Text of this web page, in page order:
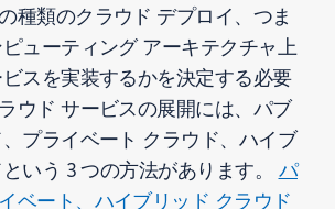
種類のクラウド デプロイ、つま
ューティング アーキテクチャ上
スを実装するかを決定する必要
ウド サービスの展開には、パブ
プライベート クラウド、ハイブ
いう 3 つの方法があります。 パ
ベート、ハイブリッド クラウド